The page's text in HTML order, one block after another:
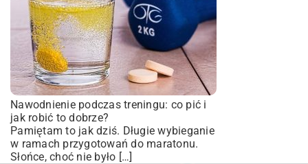
Nawodnienie podczas treningu: co pić i
jak robić to dobrze?
Pamiętam to jak dziś. Długie wybieganie
w ramach przygotowań do maratonu.
Słońce, choć nie było […]